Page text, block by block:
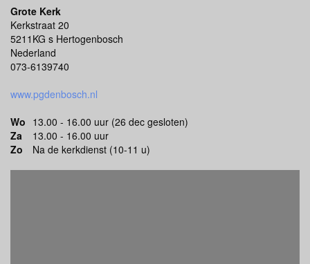
Grote Kerk
Kerkstraat 20
5211KG s Hertogenbosch
Nederland
073-6139740
www.pgdenbosch.nl
Wo 13.00 - 16.00 uur (26 dec gesloten)
Za
13.00 - 16.00 uur
Zo
Na de kerkdienst (10-11 u)